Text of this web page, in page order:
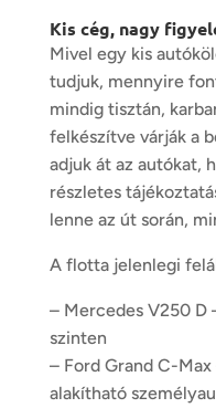
Kis cég, nagy
Mivel egy kis
tudjuk, mennyire
mindig tisztán,
felkészítve várják a
adjuk át az autókat,
részletes
lenne az út során,
A flotta jelenlegi
– Mercedes V250 D
szinten
– Ford Grand C-
alakítható